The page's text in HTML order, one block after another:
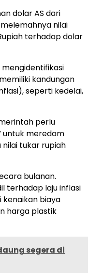
dolar AS dari
nilai
terhadap dolar
kandungan
seperti kedelai,
perlu
untuk meredam
tukar rupiah
bulanan.
terhadap laju inflasi
biaya
harga plastik
segera di